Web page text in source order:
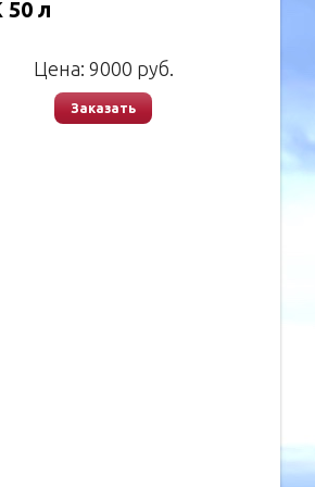
50 л
Цена: 9000 руб.
Заказать